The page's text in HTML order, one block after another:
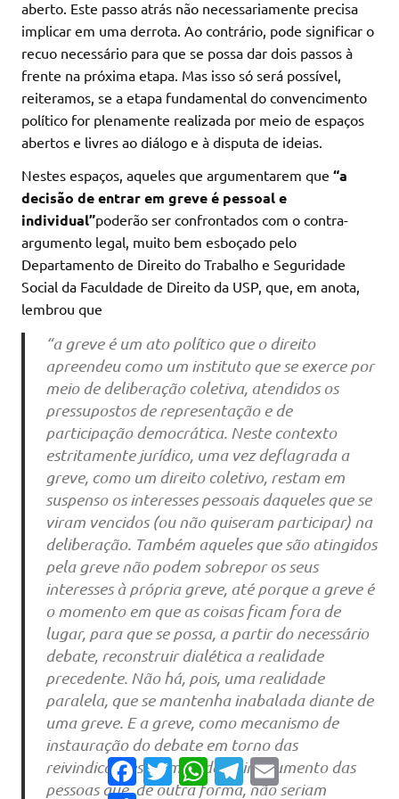
aberto. Este passo atrás não necessariamente precisa
implicar em uma derrota. Ao contrário, pode significar o
recuo necessário para que se possa dar dois passos à
frente na próxima etapa. Mas isso só será possível,
reiteramos, se a etapa fundamental do convencimento
político for plenamente realizada por meio de espaços
abertos e livres ao diálogo e à disputa de ideias.
Nestes espaços, aqueles que argumentarem que “a
decisão de entrar em greve é pessoal e
individual”poderão ser confrontados com o contra-
argumento legal, muito bem esboçado pelo
Departamento de Direito do Trabalho e Seguridade
Social da Faculdade de Direito da USP, que, em anota,
lembrou que
“a greve é um ato político que o direito
apreendeu como um instituto que se exerce por
meio de deliberação coletiva, atendidos os
pressupostos de representação e de
participação democrática. Neste contexto
estritamente jurídico, uma vez deflagrada a
greve, como um direito coletivo, restam em
suspenso os interesses pessoais daqueles que se
viram vencidos (ou não quiseram participar) na
deliberação. Também aqueles que são atingidos
pela greve não podem sobrepor os seus
interesses à própria greve, até porque a greve é
o momento em que as coisas ficam fora de
lugar, para que se possa, a partir do necessário
debate, reconstruir dialética a realidade
precedente. Não há, pois, uma realidade
paralela, que se mantenha inabalada diante de
uma greve. E a greve, como mecanismo de
instauração do debate em torno das
reivindicações formuladas e instrumento das
pessoas que, de outra forma, não seriam
Facebook
TwitterWhatsAppTelegram
Email